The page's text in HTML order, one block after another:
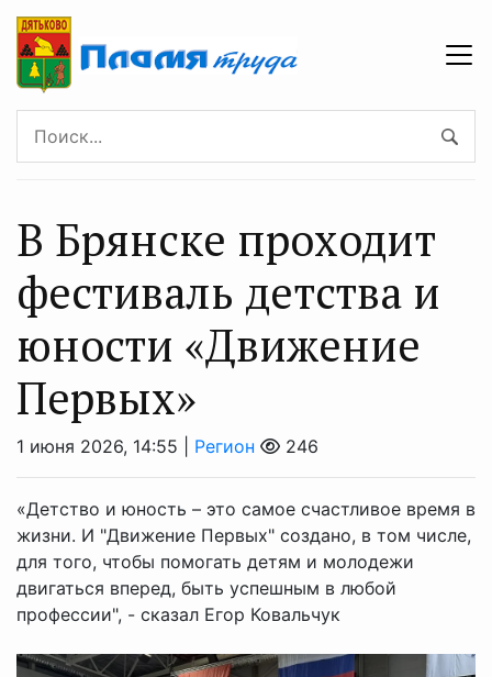
В Брянске проходит
фестиваль детства и
юности «Движение
Первых»
1 июня 2026, 14:55 | Регион 246
«Детство и юность – это самое счастливое время в
жизни. И "Движение Первых" создано, в том числе,
для того, чтобы помогать детям и молодежи
двигаться вперед, быть успешным в любой
профессии", - сказал Егор Ковальчук